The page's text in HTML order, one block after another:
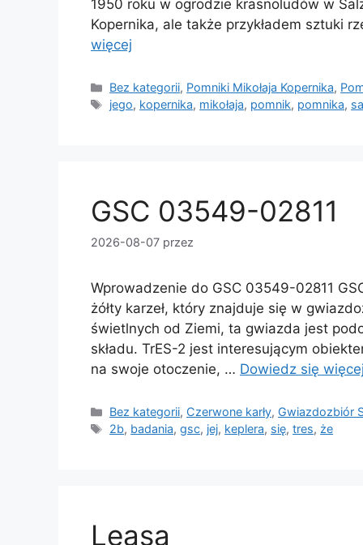
1950 roku w ogrodzie krasnoludów w
Kopernika, ale także przykładem sztuki
więcej
Kategorie
Bez kategorii, Pomniki Mikołaja Kopernika,
Tagi
jego, kopernika, mikołaja, pomnik, pomnika,
GSC 03549-02811
2026-08-07 przez
Wprowadzenie do GSC 03549-02811
żółty karzeł, który znajduje się w
świetlnych od Ziemi, ta gwiazda jest
składu. TrES-2 jest interesującym
na swoje otoczenie, … Dowiedz się
Kategorie
Bez kategorii, Czerwone karły, Gwiazdozbiór
Tagi
2b, badania,gsc, jej, keplera, się,tres, że
Leasa